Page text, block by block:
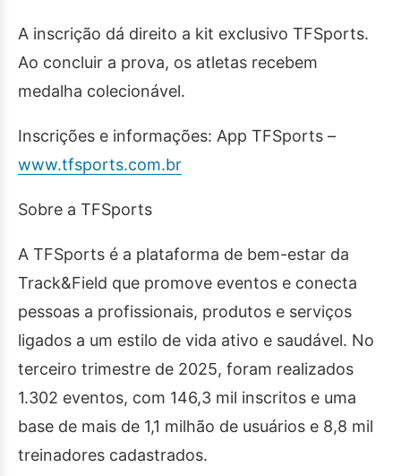
A inscrição dá direito a kit exclusivo TFSports.
Ao concluir a prova, os atletas recebem
medalha colecionável.
Inscrições e informações: App TFSports –
www.tfsports.com.br
Sobre a TFSports
A TFSports é a plataforma de bem-estar da
Track&Field que promove eventos e conecta
pessoas a profissionais, produtos e serviços
ligados a um estilo de vida ativo e saudável. No
terceiro trimestre de 2025, foram realizados
1.302 eventos, com 146,3 mil inscritos e uma
base de mais de 1,1 milhão de usuários e 8,8 mil
treinadores cadastrados.